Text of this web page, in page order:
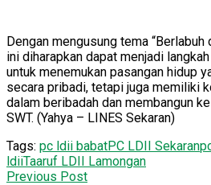
Dengan mengusung tema “Berlabuh
ini diharapkan dapat menjadi
untuk menemukan pasangan hidup
secara pribadi, tetapi juga memiliki
dalam beribadah dan membangun
SWT. (Yahya – LINES Sekaran)
Tags: pc ldii babatPC LDII Sekaran
ldiiTaaruf LDII Lamongan
Previous Post